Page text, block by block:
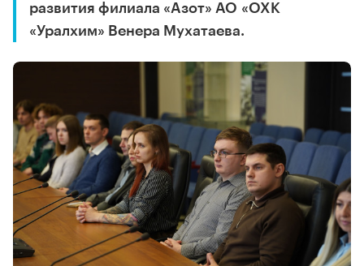
развития филиала «Азот» АО «ОХК
«Уралхим» Венера Мухатаева.